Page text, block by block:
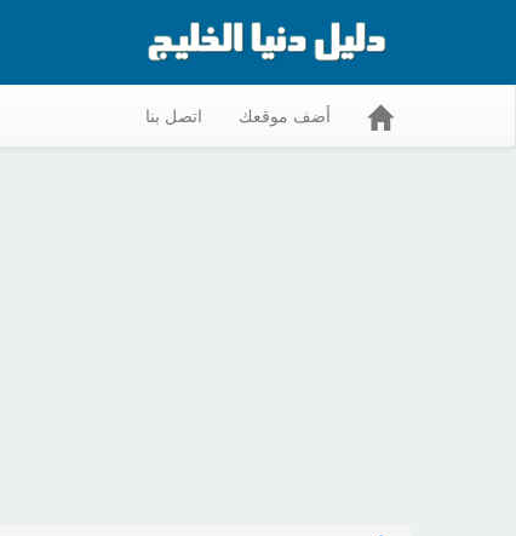
أضف موقعك اتصل بنا